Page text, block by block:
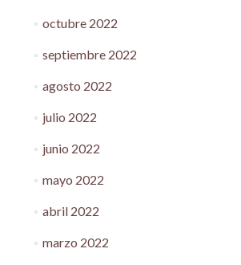
octubre 2022
septiembre 2022
agosto 2022
julio 2022
junio 2022
mayo 2022
abril 2022
marzo 2022